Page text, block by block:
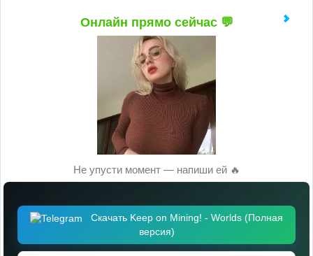
Онлайн прямо сейчас 💬
Не упусти момент — напиши ей 🔥
Скачать Keep on Mining! - Worlds (Полная
версия)